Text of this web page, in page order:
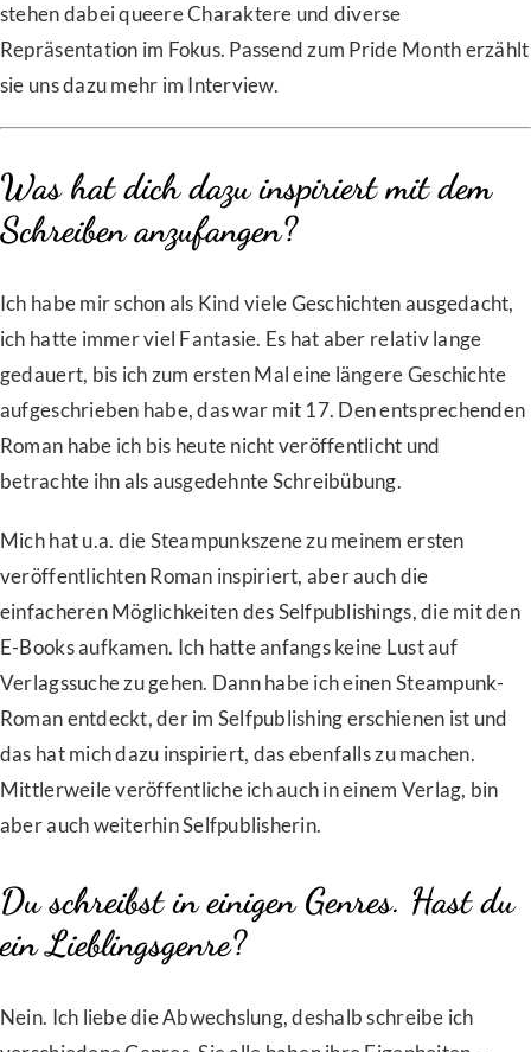
stehen dabei queere Charaktere und diverse
Repräsentation im Fokus. Passend zum Pride Month erzählt
sie uns dazu mehr im Interview.
Was hat dich dazu inspiriert mit dem
Schreiben anzufangen?
Ich habe mir schon als Kind viele Geschichten ausgedacht,
ich hatte immer viel Fantasie. Es hat aber relativ lange
gedauert, bis ich zum ersten Mal eine längere Geschichte
aufgeschrieben habe, das war mit 17. Den entsprechenden
Roman habe ich bis heute nicht veröffentlicht und
betrachte ihn als ausgedehnte Schreibübung.
Mich hat u.a. die Steampunkszene zu meinem ersten
veröffentlichten Roman inspiriert, aber auch die
einfacheren Möglichkeiten des Selfpublishings, die mit den
E-Books aufkamen. Ich hatte anfangs keine Lust auf
Verlagssuche zu gehen. Dann habe ich einen Steampunk-
Roman entdeckt, der im Selfpublishing erschienen ist und
das hat mich dazu inspiriert, das ebenfalls zu machen.
Mittlerweile veröffentliche ich auch in einem Verlag, bin
aber auch weiterhin Selfpublisherin.
Du schreibst in einigen Genres. Hast du
ein Lieblingsgenre?
Nein. Ich liebe die Abwechslung, deshalb schreibe ich